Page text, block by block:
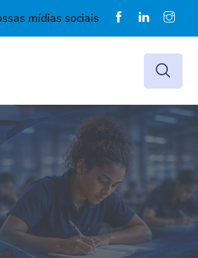
mídias sociais